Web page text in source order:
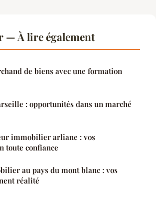
— À lire également
de biens avec une formation
: opportunités dans un marché
immobilier arliane : vos
toute confiance
au pays du mont blanc : vos
réalité